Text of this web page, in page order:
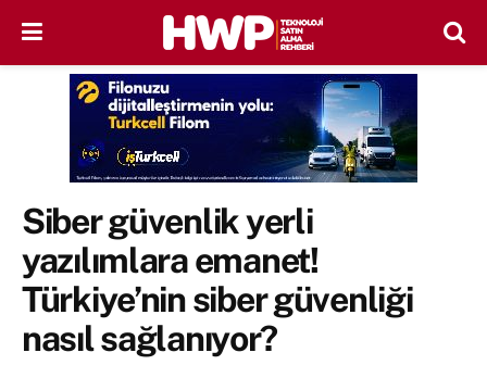
Siber güvenlik yerli
yazılımlara emanet!
Türkiye’nin siber güvenliği
nasıl sağlanıyor?